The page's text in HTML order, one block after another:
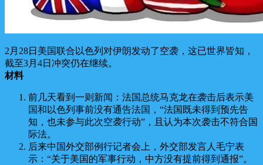
2月28日美国联合以色列对伊朗发动了空袭，这已世界皆知，
截至3月4日冲突仍在继续。
材料
前几天看到一则新闻：法国总统马克龙在袭击后表示美
国和以色列事前没有通告法国，“法国既未得到预先告
知，也未参与此次空袭行动”，且认为本次袭击不符合国
际法。
后来中国外交部例行记者会上，外交部发言人毛宁表
示：“关于美国的军事行动，中方没有提前得到通报”。